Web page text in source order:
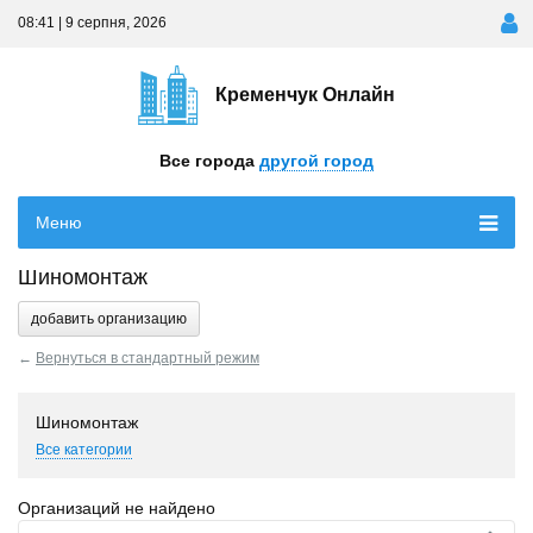
08:41 | 9 серпня, 2026
Кременчук Онлайн
Все города другой город
Меню
Шиномонтаж
добавить организацию
← Вернуться в стандартный режим
Шиномонтаж
Все категории
Организаций не найдено